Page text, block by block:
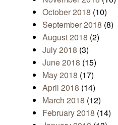
October 2018 (10)
September 2018 (8)
August 2018 (2)
July 2018 (3)
June 2018 (15)
May 2018 (17)
April 2018 (14)
March 2018 (12)
February 2018 (14)